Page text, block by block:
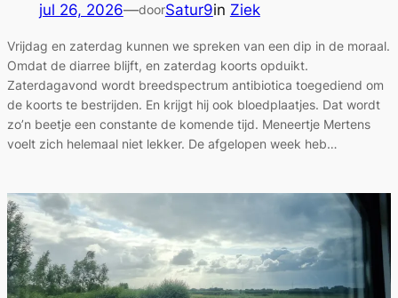
jul 26, 2026—doorSatur9in Ziek
Vrijdag en zaterdag kunnen we spreken van een dip in de moraal.
Omdat de diarree blijft, en zaterdag koorts opduikt.
Zaterdagavond wordt breedspectrum antibiotica toegediend om
de koorts te bestrijden. En krijgt hij ook bloedplaatjes. Dat wordt
zo’n beetje een constante de komende tijd. Meneertje Mertens
voelt zich helemaal niet lekker. De afgelopen week heb…